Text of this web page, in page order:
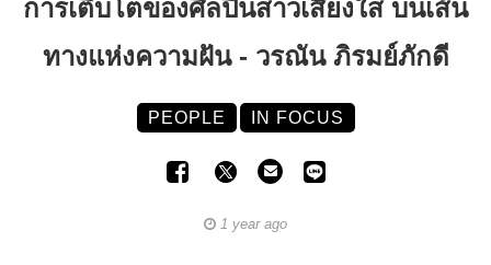
การเติบโตของศิลปินสาวเสียงใส บนเส้น
ทางแห่งความฝัน - วรณัน ภิรมย์ภักดี
PEOPLE IN FOCUS
1 year ago